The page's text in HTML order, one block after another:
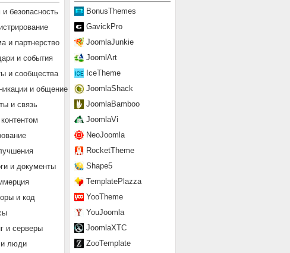
BonusThemes
GavickPro
JoomlaJunkie
JoomlArt
IceTheme
JoomlaShack
JoomlaBamboo
JoomlaVi
NeoJoomla
RocketTheme
Shape5
TemplatePlazza
YooTheme
YouJoomla
JoomlaXTC
ZooTemplate
и безопасность
и партнерство
и события
и сообщества
и общение
и связь
и документы
и код
и серверы
люди